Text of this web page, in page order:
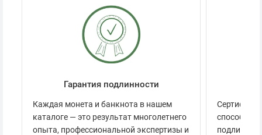
Гарантия подлинности
Каждая монета и банкнота в нашем
каталоге — это результат многолетнего
опыта, профессиональной экспертизы и
способов